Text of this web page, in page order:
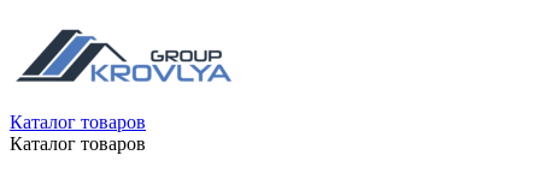
Каталог товаров
Каталог товаров